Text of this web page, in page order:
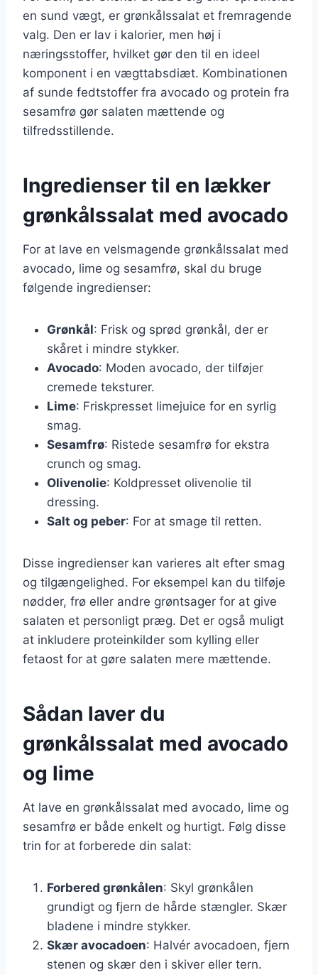
en sund vægt, er grønkålssalat et fremragende
valg. Den er lav i kalorier, men høj i
næringsstoffer, hvilket gør den til en ideel
komponent i en vægttabsdiæt. Kombinationen
af sunde fedtstoffer fra avocado og protein fra
sesamfrø gør salaten mættende og
tilfredsstillende.
Ingredienser til en lækker
grønkålssalat med avocado
For at lave en velsmagende grønkålssalat med
avocado, lime og sesamfrø, skal du bruge
følgende ingredienser:
Grønkål: Frisk og sprød grønkål, der er
skåret i mindre stykker.
Avocado: Moden avocado, der tilføjer
cremede teksturer.
Lime: Friskpresset limejuice for en syrlig
smag.
Sesamfrø: Ristede sesamfrø for ekstra
crunch og smag.
Olivenolie: Koldpresset olivenolie til
dressing.
Salt og peber: For at smage til retten.
Disse ingredienser kan varieres alt efter smag
og tilgængelighed. For eksempel kan du tilføje
nødder, frø eller andre grøntsager for at give
salaten et personligt præg. Det er også muligt
at inkludere proteinkilder som kylling eller
fetaost for at gøre salaten mere mættende.
Sådan laver du
grønkålssalat med avocado
og lime
At lave en grønkålssalat med avocado, lime og
sesamfrø er både enkelt og hurtigt. Følg disse
trin for at forberede din salat:
Forbered grønkålen: Skyl grønkålen
grundigt og fjern de hårde stængler. Skær
bladene i mindre stykker.
Skær avocadoen: Halvér avocadoen, fjern
stenen og skær den i skiver eller tern.